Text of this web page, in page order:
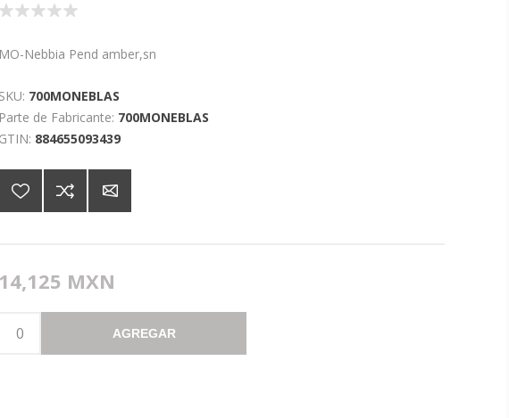
MO-Nebbia Pend amber,sn
SKU: 700MONEBLAS
Parte de Fabricante: 700MONEBLAS
GTIN: 884655093439
14,125 MXN
AGREGAR